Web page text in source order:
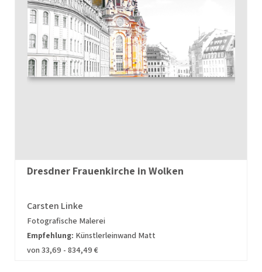
Dresdner Frauenkirche in Wolken
Carsten Linke
Fotografische Malerei
Empfehlung: Künstlerleinwand Matt
von 33,69 - 834,49 €